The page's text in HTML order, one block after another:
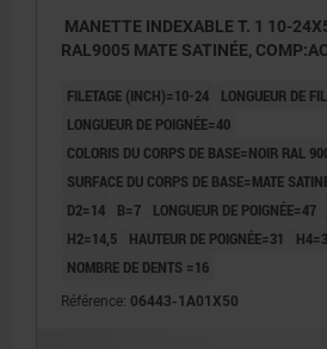
MANETTE INDEXABLE T. 1 10-
RAL9005 MATE SATINÉE,
FILETAGE (INCH)=10-24
LONGUEUR DE
LONGUEUR DE POIGNÉE=40
COLORIS DU CORPS DE BASE=NOIR RAL
SURFACE DU CORPS DE BASE=MATE
D2=14
B=7 LONGUEUR DE POIGNÉE=47
H2=14,5
HAUTEUR DE POIGNÉE=31
NOMBRE DE DENTS =16
Référence: 06443-1A01X50